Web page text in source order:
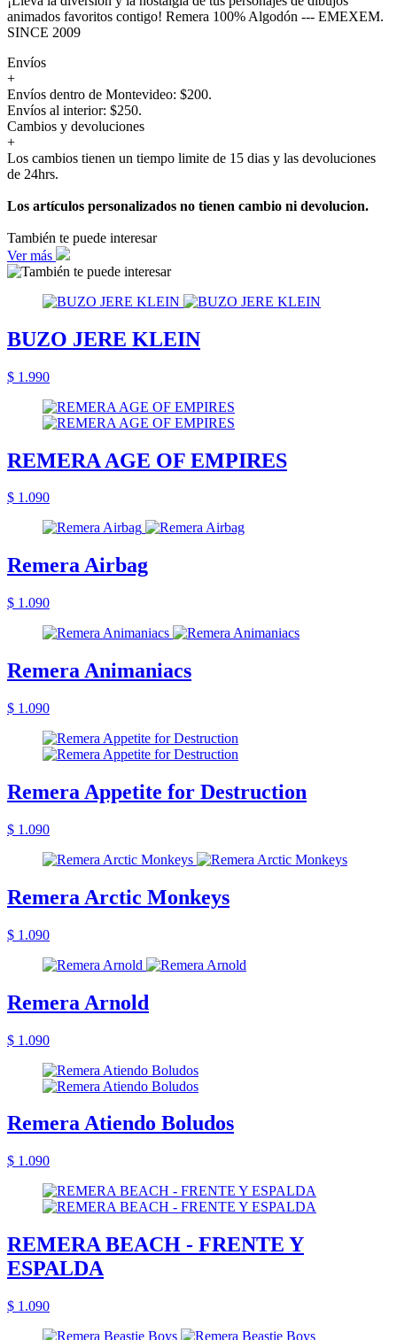
animados favoritos contigo! Remera 100% Algodón --- EMEXEM.
SINCE 2009
Envíos
+
Envíos dentro de Montevideo: $200.
Envíos al interior: $250.
Cambios y devoluciones
+
Los cambios tienen un tiempo limite de 15 dias y las devoluciones
de 24hrs.
Los artículos personalizados no tienen cambio ni devolucion.
También te puede interesar
Ver más
BUZO JERE KLEIN
$ 1.990
REMERA AGE OF EMPIRES
$ 1.090
Remera Airbag
$ 1.090
Remera Animaniacs
$ 1.090
Remera Appetite for Destruction
$ 1.090
Remera Arctic Monkeys
$ 1.090
Remera Arnold
$ 1.090
Remera Atiendo Boludos
$ 1.090
REMERA BEACH - FRENTE Y
ESPALDA
$ 1.090